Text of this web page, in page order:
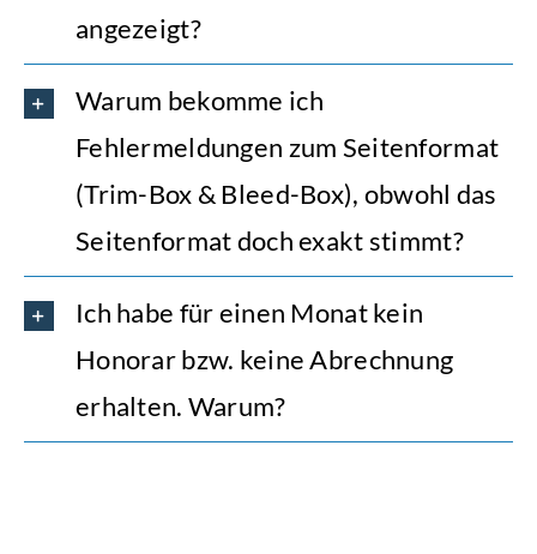
angezeigt?
Warum bekomme ich
Fehlermeldungen zum Seitenformat
(Trim-Box & Bleed-Box), obwohl das
Seitenformat doch exakt stimmt?
Ich habe für einen Monat kein
Honorar bzw. keine Abrechnung
erhalten. Warum?